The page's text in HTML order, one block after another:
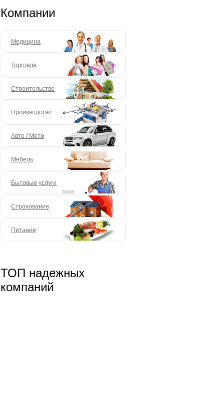
Компании
Медицина
Торговля
Строительство
Производство
Авто / Мото
Мебель
Бытовые услуги
Страхование
Питание
ТОП надежных
компаний